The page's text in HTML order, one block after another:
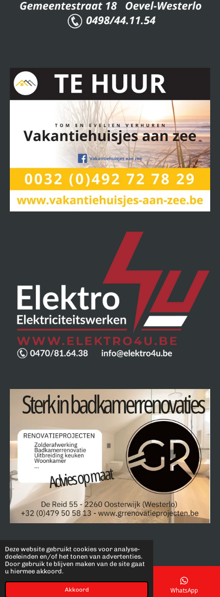
Deze website gebruikt cookies voor analyse-
doeleinden en/of het tonen van advertenties.
Door gebruik te blijven maken van de site gaat
u hiermee akkoord.
Akkoord
©2022 by JudoClub Oevel.
WhatsApp